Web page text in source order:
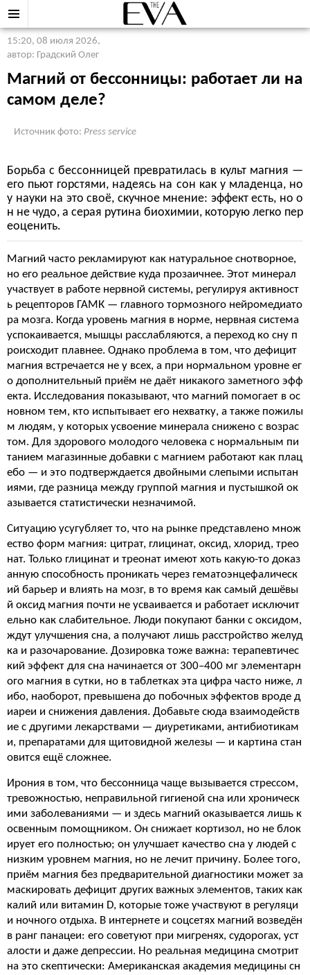
15:20, 08 июля 2026,
автор: Градский Олег
Магний от бессонницы: работает ли на
самом деле?
Источник фото: Press service
Борьба с бессонницей превратилась в культ магния —
его пьют горстями, надеясь на сон как у младенца, но
у науки на это своё, скучное мнение: эффект есть, но о
н не чудо, а серая рутина биохимии, которую легко пер
еоценить.
Магний часто рекламируют как натуральное снотворное,
но его реальное действие куда прозаичнее. Этот минерал
участвует в работе нервной системы, регулируя активност
ь рецепторов ГАМК — главного тормозного нейромедиато
ра мозга. Когда уровень магния в норме, нервная система
успокаивается, мышцы расслабляются, а переход ко сну п
роисходит плавнее. Однако проблема в том, что дефицит
магния встречается не у всех, а при нормальном уровне ег
о дополнительный приём не даёт никакого заметного эфф
екта. Исследования показывают, что магний помогает в ос
новном тем, кто испытывает его нехватку, а также пожилы
м людям, у которых усвоение минерала снижено с возрас
том. Для здорового молодого человека с нормальным пи
танием магазинные добавки с магнием работают как плац
ебо — и это подтверждается двойными слепыми испытан
иями, где разница между группой магния и пустышкой ок
азывается статистически незначимой.
Ситуацию усугубляет то, что на рынке представлено множ
ество форм магния: цитрат, глицинат, оксид, хлорид, трео
нат. Только глицинат и треонат имеют хоть какую-то доказ
анную способность проникать через гематоэнцефалическ
ий барьер и влиять на мозг, в то время как самый дешёвы
й оксид магния почти не усваивается и работает исключит
ельно как слабительное. Люди покупают банки с оксидом,
ждут улучшения сна, а получают лишь расстройство желуд
ка и разочарование. Дозировка тоже важна: терапевтичес
кий эффект для сна начинается от 300–400 мг элементарн
ого магния в сутки, но в таблетках эта цифра часто ниже, л
ибо, наоборот, превышена до побочных эффектов вроде д
иареи и снижения давления. Добавьте сюда взаимодейств
ие с другими лекарствами — диуретиками, антибиотикам
и, препаратами для щитовидной железы — и картина стан
овится ещё сложнее.
Ирония в том, что бессонница чаще вызывается стрессом,
тревожностью, неправильной гигиеной сна или хроническ
ими заболеваниями — и здесь магний оказывается лишь к
освенным помощником. Он снижает кортизол, но не блок
ирует его полностью; он улучшает качество сна у людей с
низким уровнем магния, но не лечит причину. Более того,
приём магния без предварительной диагностики может за
маскировать дефицит других важных элементов, таких как
калий или витамин D, которые тоже участвуют в регуляци
и ночного отдыха. В интернете и соцсетях магний возведён
в ранг панацеи: его советуют при мигренях, судорогах, уст
алости и даже депрессии. Но реальная медицина смотрит
на это скептически: Американская академия медицины сн